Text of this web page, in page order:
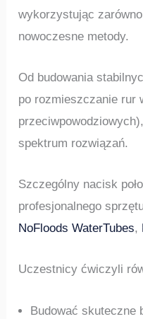
wykorzystując
nowoczesne metody.
Od budowania
po rozmieszczanie rur
spektrum rozwiązań.
Szczególny nacisk
profesjonalnego
NoFloods WaterTubes,
Uczestnicy ćwiczyli
Budować skuteczne